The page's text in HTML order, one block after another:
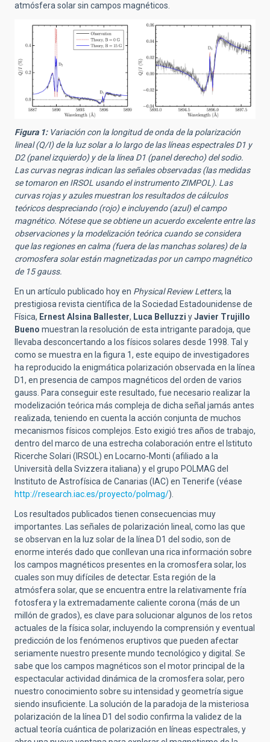
atmósfera solar sin campos magnéticos.
Figura 1:Variación con la longitud de onda de la polarización
lineal (Q/I) de la luz solar a lo largo de las líneas espectrales D1 y
D2 (panel izquierdo) y de la línea D1 (panel derecho) del sodio.
Las curvas negras indican las señales observadas (las medidas
se tomaron en IRSOL usando el instrumento ZIMPOL). Las
curvas rojas y azules muestran los resultados de cálculos
teóricos despreciando (rojo) e incluyendo (azul) el campo
magnético. Nótese que se obtiene un acuerdo excelente entre las
observaciones y la modelización teórica cuando se considera
que las regiones en calma (fuera de las manchas solares) de la
cromosfera solar están magnetizadas por un campo magnético
de 15 gauss.
En un artículo publicado hoy en Physical Review Letters, la
prestigiosa revista científica de la Sociedad Estadounidense de
Física, Ernest Alsina Ballester, Luca Belluzzi yJavier Trujillo
Bueno muestran la resolución de esta intrigante paradoja, que
llevaba desconcertando a los físicos solares desde 1998. Tal y
como se muestra en la figura 1, este equipo de investigadores
ha reproducido la enigmática polarización observada en la línea
D1, en presencia de campos magnéticos del orden de varios
gauss. Para conseguir este resultado, fue necesario realizar la
modelización teórica más compleja de dicha señal jamás antes
realizada, teniendo en cuenta la acción conjunta de muchos
mecanismos físicos complejos. Esto exigió tres años de trabajo,
dentro del marco de una estrecha colaboración entre el Istituto
Ricerche Solari (IRSOL) en Locarno-Monti (afiliado a la
Università della Svizzera italiana) y el grupo POLMAG del
Instituto de Astrofísica de Canarias (IAC) en Tenerife (véase
http://research.iac.es/proyecto/polmag/).
Los resultados publicados tienen consecuencias muy
importantes. Las señales de polarización lineal, como las que
se observan en la luz solar de la línea D1 del sodio, son de
enorme interés dado que conllevan una rica información sobre
los campos magnéticos presentes en la cromosfera solar, los
cuales son muy difíciles de detectar. Esta región de la
atmósfera solar, que se encuentra entre la relativamente fría
fotosfera y la extremadamente caliente corona (más de un
millón de grados), es clave para solucionar algunos de los retos
actuales de la física solar, incluyendo la comprensión y eventual
predicción de los fenómenos eruptivos que pueden afectar
seriamente nuestro presente mundo tecnológico y digital. Se
sabe que los campos magnéticos son el motor principal de la
espectacular actividad dinámica de la cromosfera solar, pero
nuestro conocimiento sobre su intensidad y geometría sigue
siendo insuficiente. La solución de la paradoja de la misteriosa
polarización de la línea D1 del sodio confirma la validez de la
actual teoría cuántica de polarización en líneas espectrales, y